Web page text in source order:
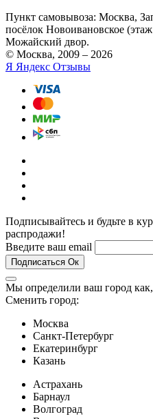
Пункт самовывоза: Москва,
посёлок Новоивановское
Можайский двор.
© Москва, 2009 – 2026
Я Яндекс Отзывы
Подписывайтесь и будьте в
распродажи!
Введите ваш email
Подписаться Ок
Мы определили ваш город как,
Сменить город:
Москва
Санкт-Петербург
Екатеринбург
Казань
Астрахань
Барнаул
Волгоград